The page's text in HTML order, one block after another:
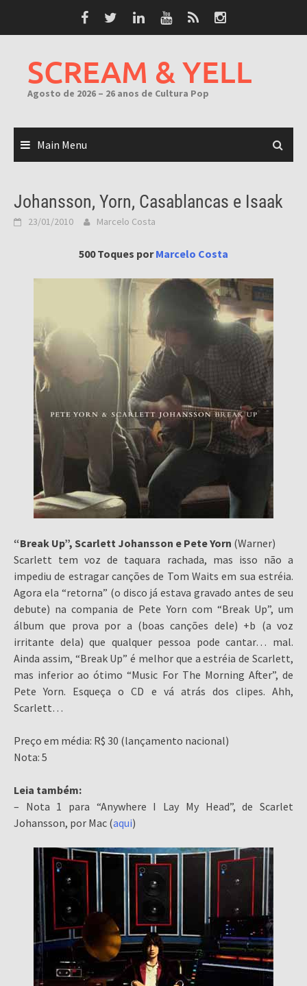
SCREAM & YELL
Agosto de 2026 – 26 anos de Cultura Pop
Main Menu
Johansson, Yorn, Casablancas e Isaak
23/01/2010 Marcelo Costa
500 Toques porMarcelo Costa
“Break Up”, Scarlett Johansson e Pete Yorn (Warner)
Scarlett tem voz de taquara rachada, mas isso não a
impediu de estragar canções de Tom Waits em sua estréia.
Agora ela “retorna” (o disco já estava gravado antes de seu
debute) na compania de Pete Yorn com “Break Up”, um
álbum que prova por a (boas canções dele) +b (a voz
irritante dela) que qualquer pessoa pode cantar… mal.
Ainda assim, “Break Up” é melhor que a estréia de Scarlett,
mas inferior ao ótimo “Music For The Morning After”, de
Pete Yorn. Esqueça o CD e vá atrás dos clipes. Ahh,
Scarlett…
Preço em média: R$ 30 (lançamento nacional)
Nota: 5
Leia também:
– Nota 1 para “Anywhere I Lay My Head”, de Scarlet
Johansson, por Mac (aqui)